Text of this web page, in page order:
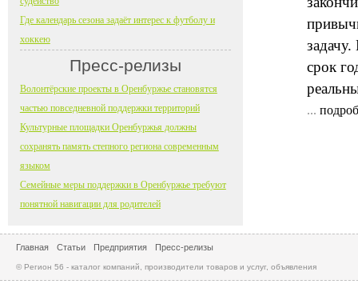
срок
...
Где календарь сезона задаёт интерес к футболу и
хоккею
Пресс-релизы
Волонтёрские проекты в Оренбуржье становятся
частью повседневной поддержки территорий
Культурные площадки Оренбуржья должны
сохранять память степного региона современным
языком
Семейные меры поддержки в Оренбуржье требуют
понятной навигации для родителей
Главная Статьи Предприятия Пресс-релизы
© Регион 56 - каталог компаний, производители товаров и услуг, объявления